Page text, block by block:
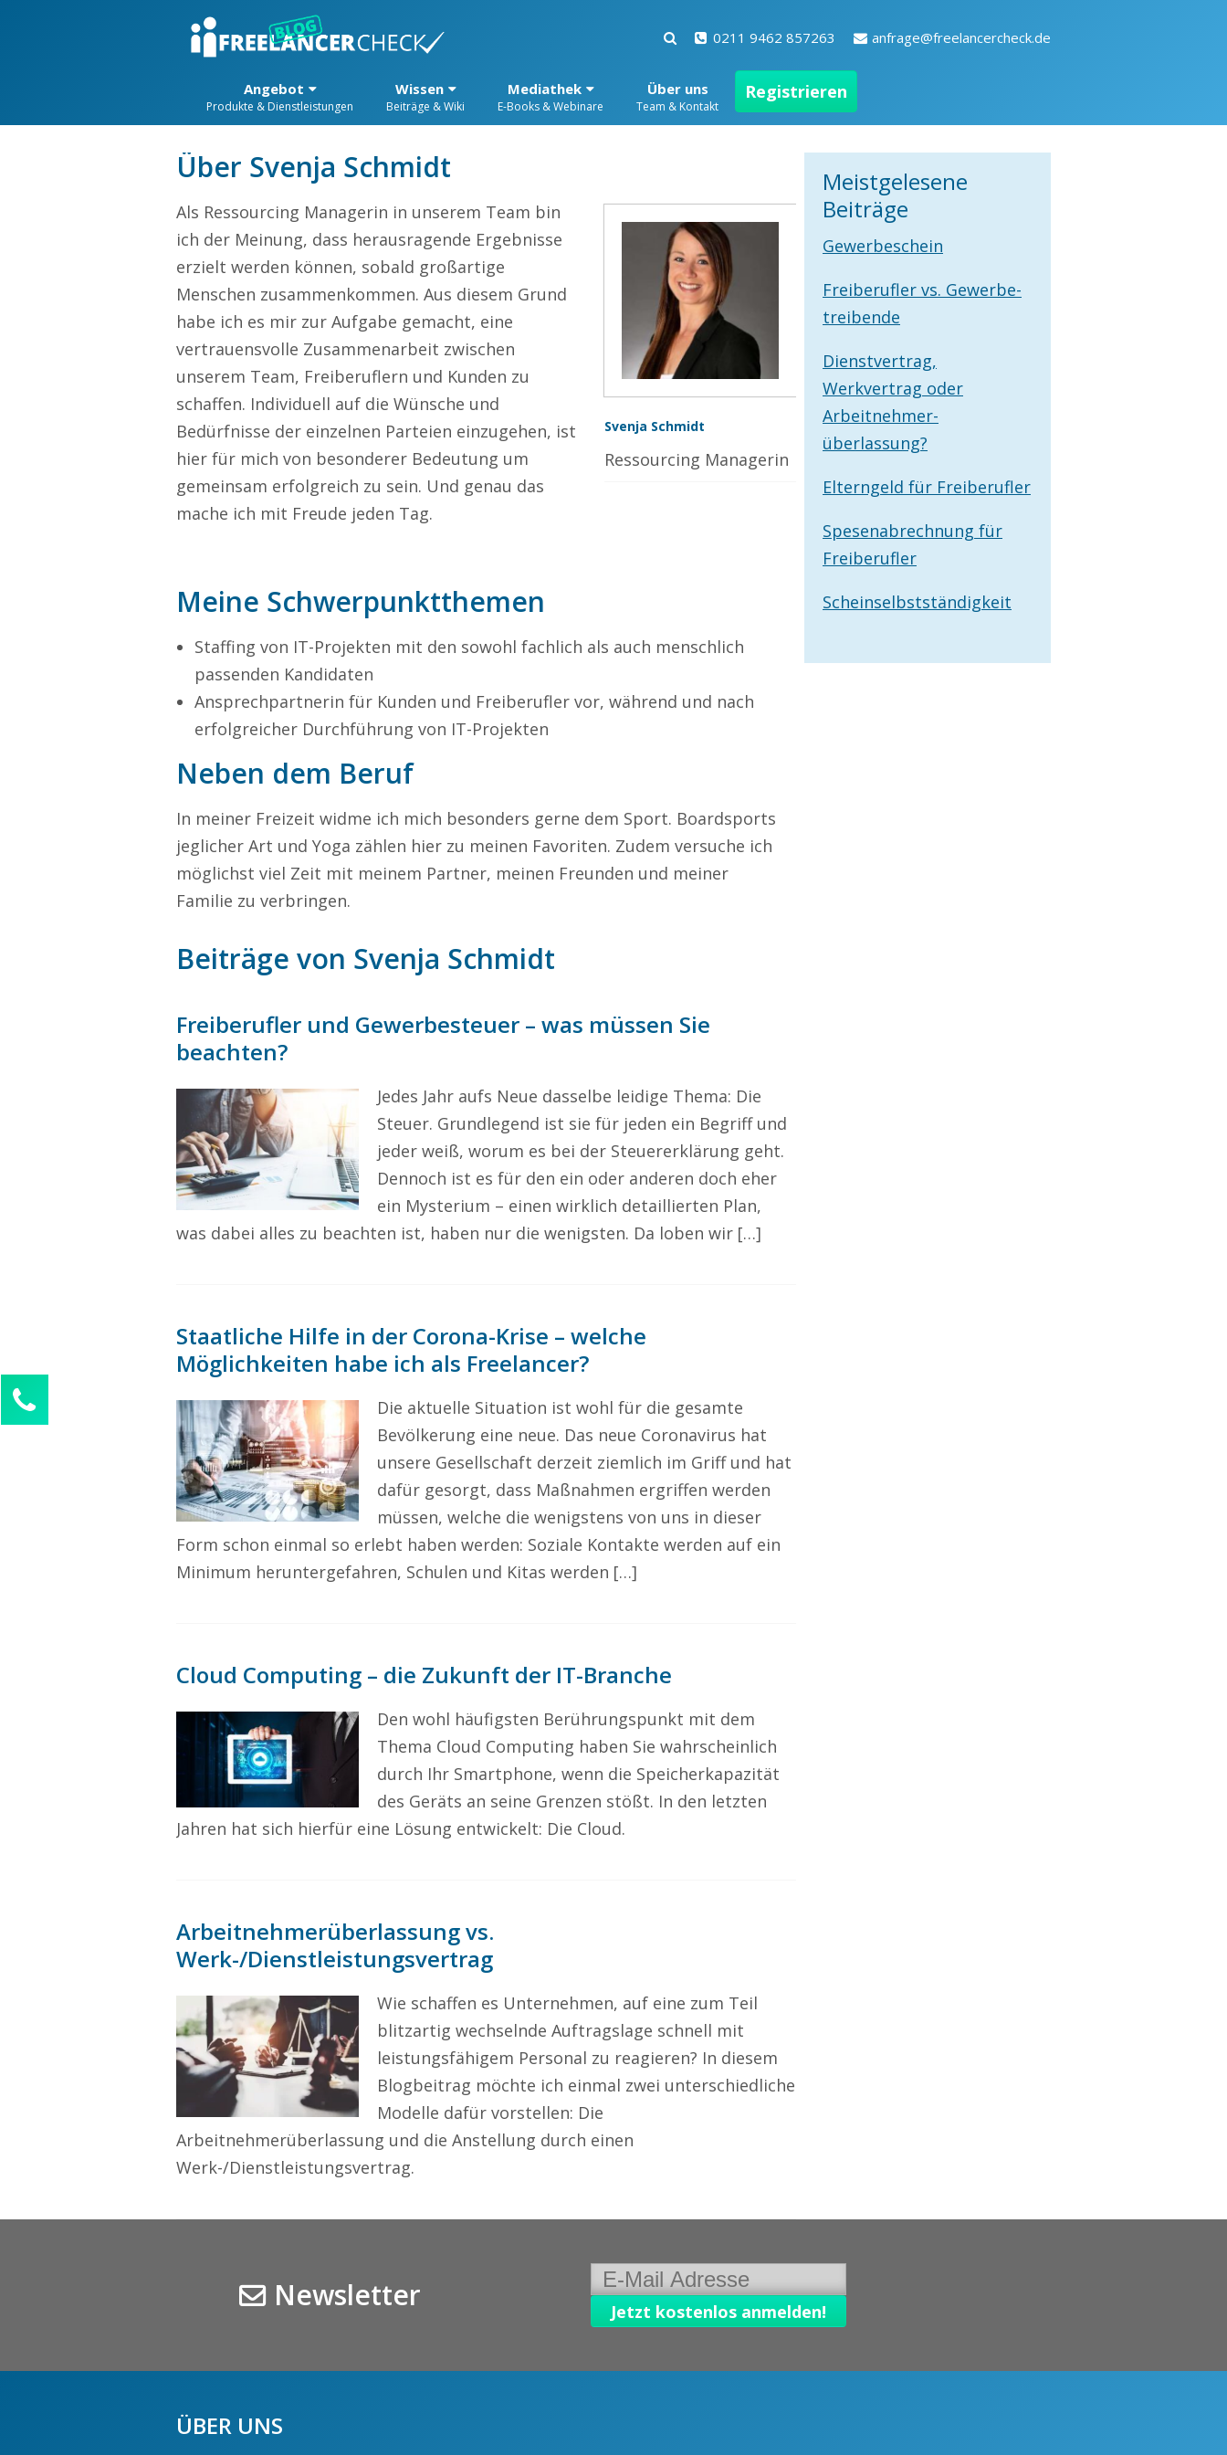
0211 9462 857263 anfrage@freelancercheck.de
Angebot
Produkte & Dienstleistungen
Wissen
Beiträge & Wiki
Mediathek
E-Books & Webinare
Über uns
Team & Kontakt
Registrieren
Svenja Schmidt
Ressourcing Managerin
Über Svenja Schmidt
Als Ressourcing Managerin in unserem Team bin
ich der Meinung, dass herausragende Ergebnisse
erzielt werden können, sobald großartige
Menschen zusammenkommen. Aus diesem Grund
habe ich es mir zur Aufgabe gemacht, eine
vertrauensvolle Zusammenarbeit zwischen
unserem Team, Freiberuflern und Kunden zu
schaffen. Individuell auf die Wünsche und
Bedürfnisse der einzelnen Parteien einzugehen, ist
hier für mich von besonderer Bedeutung um
gemeinsam erfolgreich zu sein. Und genau das
mache ich mit Freude jeden Tag.
Meine Schwerpunktthemen
Staffing von IT-Projekten mit den sowohl fachlich als auch menschlich
passenden Kandidaten
Ansprechpartnerin für Kunden und Freiberufler vor, während und nach
erfolgreicher Durchführung von IT-Projekten
Neben dem Beruf
In meiner Freizeit widme ich mich besonders gerne dem Sport. Boardsports
jeglicher Art und Yoga zählen hier zu meinen Favoriten. Zudem versuche ich
möglichst viel Zeit mit meinem Partner, meinen Freunden und meiner
Familie zu verbringen.
Beiträge von Svenja Schmidt
Freiberufler und Gewerbesteuer – was müssen Sie
beachten?
Jedes Jahr aufs Neue dasselbe leidige Thema: Die
Steuer. Grundlegend ist sie für jeden ein Begriff und
jeder weiß, worum es bei der Steuererklärung geht.
Dennoch ist es für den ein oder anderen doch eher
ein Mysterium – einen wirklich detaillierten Plan,
was dabei alles zu beachten ist, haben nur die wenigsten. Da loben wir […]
Staatliche Hilfe in der Corona-Krise – welche
Möglichkeiten habe ich als Freelancer?
Die aktuelle Situation ist wohl für die gesamte
Bevölkerung eine neue. Das neue Coronavirus hat
unsere Gesellschaft derzeit ziemlich im Griff und hat
dafür gesorgt, dass Maßnahmen ergriffen werden
müssen, welche die wenigstens von uns in dieser
Form schon einmal so erlebt haben werden: Soziale Kontakte werden auf ein
Minimum heruntergefahren, Schulen und Kitas werden […]
Cloud Computing – die Zukunft der IT-Branche
Den wohl häufigsten Berührungspunkt mit dem
Thema Cloud Computing haben Sie wahrscheinlich
durch Ihr Smartphone, wenn die Speicherkapazität
des Geräts an seine Grenzen stößt. In den letzten
Jahren hat sich hierfür eine Lösung entwickelt: Die Cloud.
Arbeitnehmerüberlassung vs.
Werk-/Dienstleistungsvertrag
Wie schaffen es Unternehmen, auf eine zum Teil
blitzartig wechselnde Auftragslage schnell mit
leistungsfähigem Personal zu reagieren? In diesem
Blogbeitrag möchte ich einmal zwei unterschiedliche
Modelle dafür vorstellen: Die
Arbeitnehmerüberlassung und die Anstellung durch einen
Werk-/Dienstleistungsvertrag.
Meistgelesene
Beiträge
Gewerbeschein
Freiberufler vs. Gewerbe­
treibende
Dienstvertrag,
Werkvertrag oder
Arbeitnehmer­
überlassung?
Elterngeld für Freiberufler
Spesenabrechnung für
Freiberufler
Scheinselbstständigkeit
Newsletter
ÜBER UNS
Alina Beck
Kundenservice
0211 946 285 72-63
alina.beck@freelancercheck.de
Ihre Anfrage